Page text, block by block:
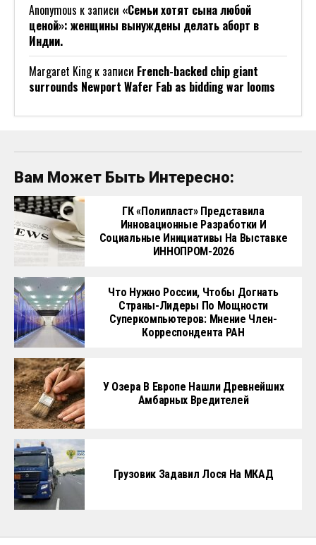
Anonymous к записи «Семьи хотят сына любой
ценой»: женщины вынуждены делать аборт в
Индии.
Margaret Kingк записи French-backed chip giant
surrounds Newport Wafer Fab as bidding war looms
Вам Может Быть Интересно:
ГК «Полипласт» Представила
Инновационные Разработки И
Социальные Инициативы На Выставке
ИННОПРОМ-2026
Что Нужно России, Чтобы Догнать
Страны-Лидеры По Мощности
Суперкомпьютеров: Мнение Член-
Корреспондента РАН
У Озера В Европе Нашли Древнейших
Амбарных Вредителей
Грузовик Задавил Лося На МКАД